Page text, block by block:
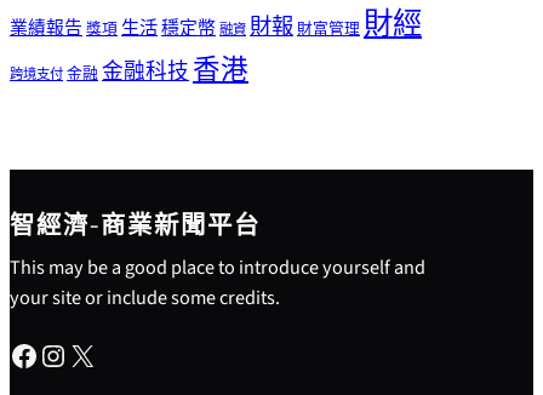
業績報告 獎項生活穩定幣融資 財報 財富管理 財經
跨境支付金融 金融科技 香港
智經濟-商業新聞平台
This may be a good place to introduce yourself and
your site or include some credits.
Facebook Instagram X